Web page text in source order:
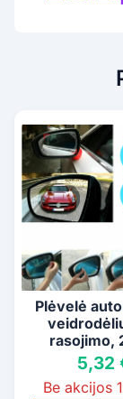
Plėvelė
rasojimo,
5,32
Be akcijos